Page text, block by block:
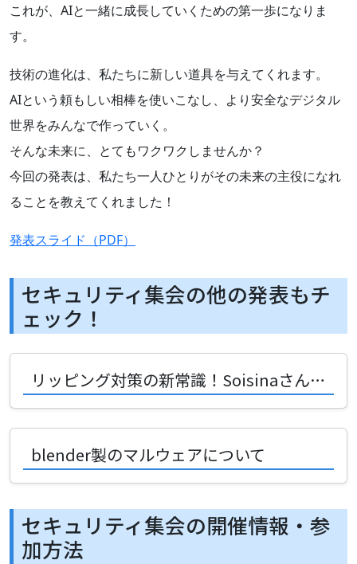
これが、AIと一緒に成長していくための第一歩になりま
す。
技術の進化は、私たちに新しい道具を与えてくれます。
AIという頼もしい相棒を使いこなし、より安全なデジタル
世界をみんなで作っていく。
そんな未来に、とてもワクワクしませんか？
今回の発表は、私たち一人ひとりがその未来の主役になれ
ることを教えてくれました！
発表スライド（PDF）
セキュリティ集会の他の発表もチ
ェック！
リッピング対策の新常識！Soisinaさんが語る「露出設計」の魔法
blender製のマルウェアについて
セキュリティ集会の開催情報・参
加方法